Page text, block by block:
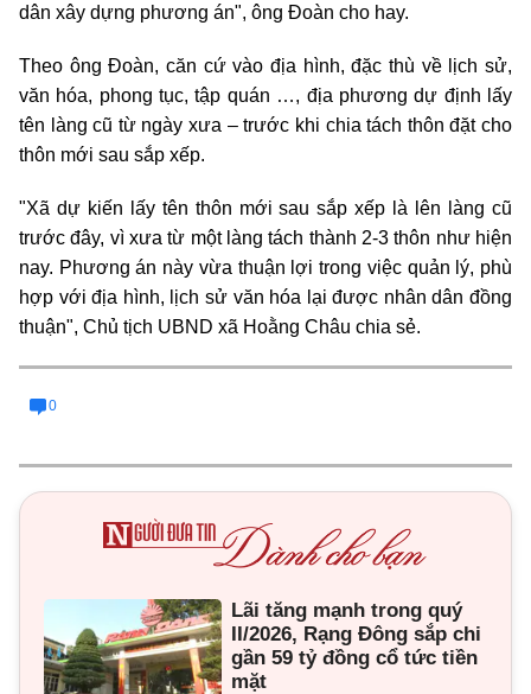
dân xây dựng phương án", ông Đoàn cho hay.
Theo ông Đoàn, căn cứ vào địa hình, đặc thù về lịch sử,
văn hóa, phong tục, tập quán …, địa phương dự định lấy
tên làng cũ từ ngày xưa – trước khi chia tách thôn đặt cho
thôn mới sau sắp xếp.
"Xã dự kiến lấy tên thôn mới sau sắp xếp là lên làng cũ
trước đây, vì xưa từ một làng tách thành 2-3 thôn như hiện
nay. Phương án này vừa thuận lợi trong việc quản lý, phù
hợp với địa hình, lịch sử văn hóa lại được nhân dân đồng
thuận", Chủ tịch UBND xã Hoằng Châu chia sẻ.
0
Lãi tăng mạnh trong quý
II/2026, Rạng Đông sắp chi
gần 59 tỷ đồng cổ tức tiền
mặt